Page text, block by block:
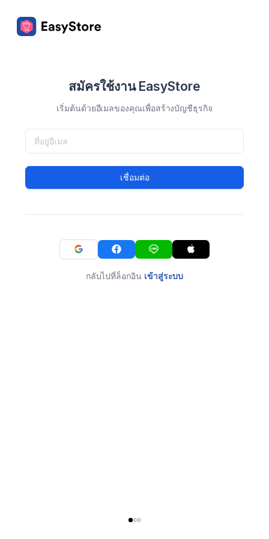
สมัครใช้งาน EasyStore
เริ่มต้นด้วยอีเมลของคุณเพื่อสร้างบัญชีธุรกิจ
เชื่อมต่อ
กลับไปที่ล็อกอิน เข้าสู่ระบบ